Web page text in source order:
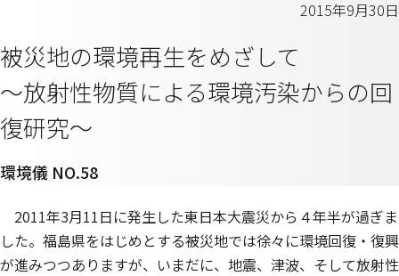
2015年9月30日
被災地の環境再生をめざして
～放射性物質による環境汚染からの回
復研究～
環境儀 NO.58
2011年3月11日に発生した東日本大震災から４年半が過ぎま
した。福島県をはじめとする被災地では徐々に環境回復・復興
が進みつつありますが、いまだに、地震、津波、そして放射性